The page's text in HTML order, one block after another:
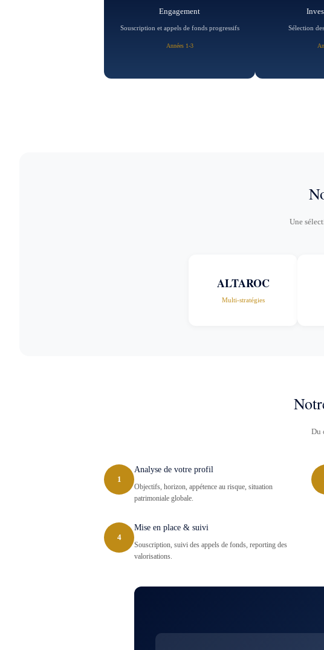
Engagement
Souscription et appels de fonds progressifs
Années 1-3
Sélection
Une
ALTAROC
Multi-stratégies
Du
1
Analyse de votre profil
Objectifs, horizon, appétence au risque, situation
patrimoniale globale.
4
Mise en place & suivi
Souscription, suivi des appels de fonds, reporting des
valorisations.